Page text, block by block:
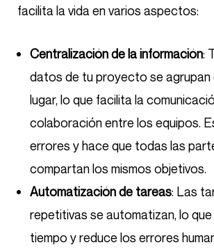
facilita la vida en varios aspectos:
Centralización de la información:
datos de tu proyecto se agrupan
lugar, lo que facilita la
colaboración entre los equipos.
errores y hace que todas las
compartan los mismos objetivos.
Automatización de tareas: Las
repetitivas se automatizan, lo
tiempo y reduce los errores